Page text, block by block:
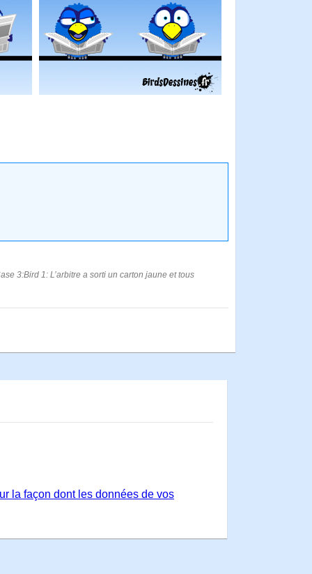
3:Bird 1: L’arbitre a sorti un carton jaune et tous
la façon dont les données de vos